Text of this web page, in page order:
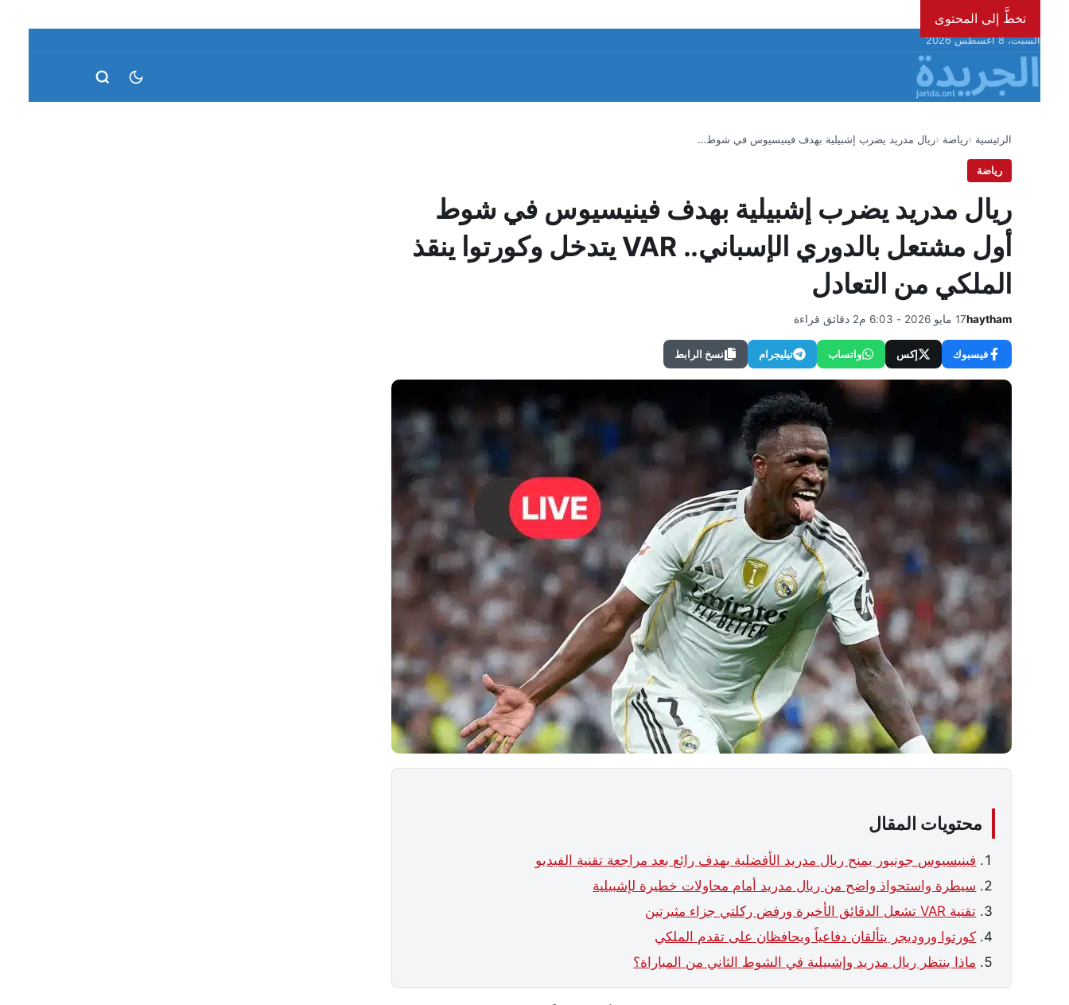
تخطَّ إلى المحتوى
السبت، 8 أغسطس 2026
الرئيسية رياضة ريال مدريد يضرب إشبيلية بهدف فينيسيوس في شوط…
رياضة
ريال مدريد يضرب إشبيلية بهدف فينيسيوس في شوط
أول مشتعل بالدوري الإسباني.. VAR يتدخل وكورتوا ينقذ
الملكي من التعادل
haytham17 مايو 2026 - 6:03 م 2 دقائق قراءة
فيسبوك إكس واتساب تيليجرام نسخ الرابط
محتويات المقال
فينيسيوس جونيور يمنح ريال مدريد الأفضلية بهدف رائع بعد مراجعة تقنية الفيديو
سيطرة واستحواذ واضح من ريال مدريد أمام محاولات خطيرة لإشبيلية
تقنية VAR تشعل الدقائق الأخيرة ورفض ركلتي جزاء مثيرتين
كورتوا وروديجر يتألقان دفاعياً ويحافظان على تقدم الملكي
ماذا ينتظر ريال مدريد وإشبيلية في الشوط الثاني من المباراة؟